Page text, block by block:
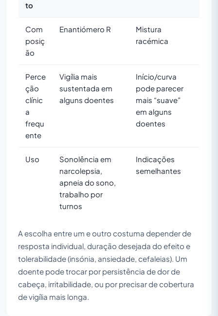
to
Com
posiç
ão
Enantiómero R
Mistura
racémica
Perce
ção
clínic
a
frequ
ente
Vigília mais
sustentada em
alguns doentes
Início/curva
pode parecer
mais “suave”
em alguns
doentes
Uso
Sonolência em
narcolepsia,
apneia do sono,
trabalho por
turnos
Indicações
semelhantes
A escolha entre um e outro costuma depender de
resposta individual, duração desejada do efeito e
tolerabilidade (insónia, ansiedade, cefaleias). Um
doente pode trocar por persistência de dor de
cabeça, irritabilidade, ou por precisar de cobertura
de vigília mais longa.